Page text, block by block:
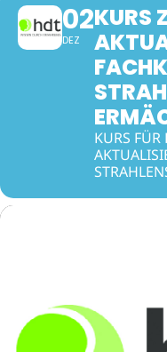
02
DEZ
KURS
KURS FÜR